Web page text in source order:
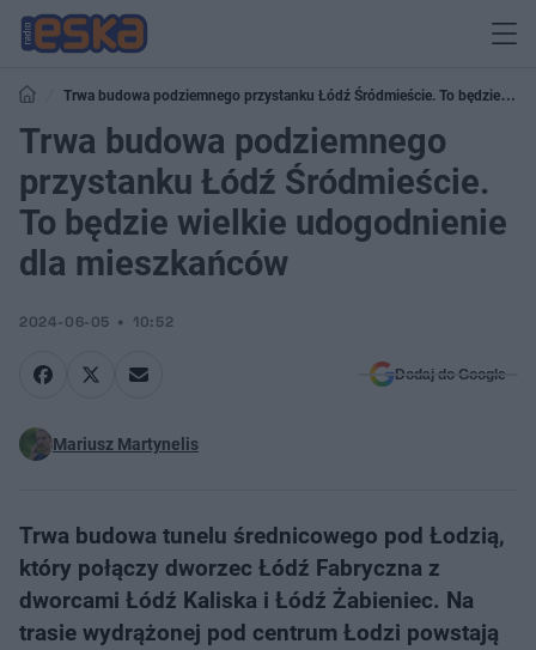
Trwa budowa podziemnego przystanku Łódź Śródmieście. To będzie
wielkie udogodnienie dla mieszkańców
Trwa budowa podziemnego
przystanku Łódź Śródmieście.
To będzie wielkie udogodnienie
dla mieszkańców
2024-06-05 10:52
Dodaj do Google
Mariusz Martynelis
Trwa budowa tunelu średnicowego pod Łodzią,
który połączy dworzec Łódź Fabryczna z
dworcami Łódź Kaliska i Łódź Żabieniec. Na
trasie wydrążonej pod centrum Łodzi powstają